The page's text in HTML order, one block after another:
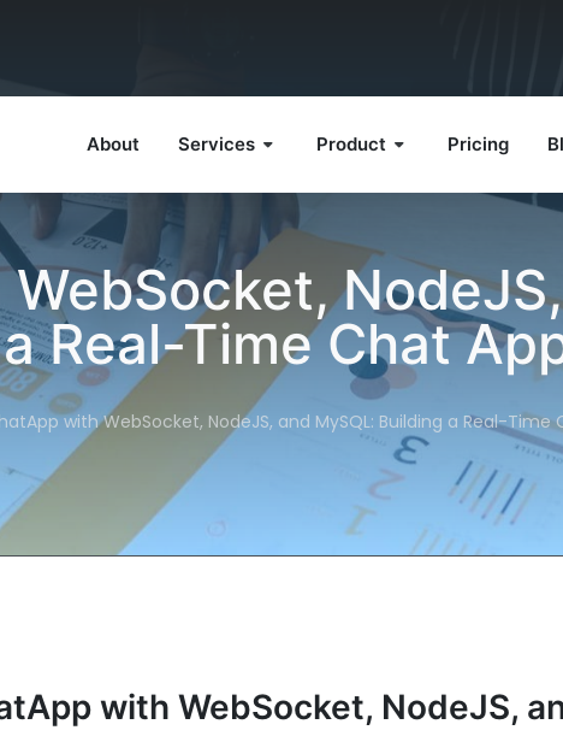
About Services Product Pricing
Real-Time Chat
with WebSocket, NodeJS, and MySQL: Building a Real-
with WebSocket, NodeJS,